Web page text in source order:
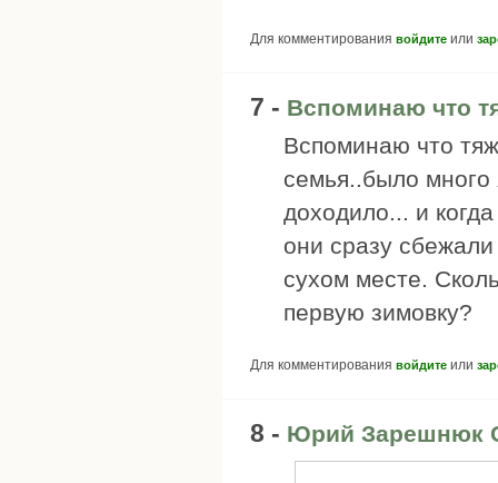
Для комментирования войдите или
7 - Вспоминаю что
Вспоминаю что
семья..было много
доходило... и
они сразу
сухом месте.
первую зимовку?
Для комментирования войдите или
8 - Юрий Зарешнюк